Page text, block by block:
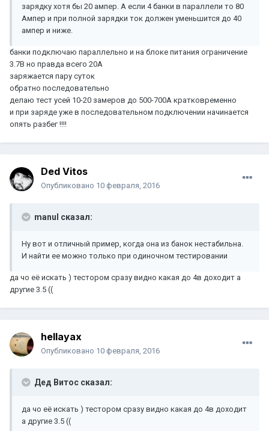
зарядку хотя бы 20 ампер. А если 4 банки в параллели то 80
Ампер и при полной зарядки ток должен уменьшится до 40
ампер и ниже.
банки подключаю параллельно и на блоке питания ограничение
3.7В но правда всего 20А
заряжается пару суток
обратно последовательно
делаю тест усей 10-20 замеров до 500-700А кратковременно
и при заряде уже в последовательном подключении начинается
опять разбег !!!!
Ded Vitos
Опубликовано 10 февраля, 2016
manul сказал:
Ну вот и отличный пример, когда она из банок нестабильна.
И найти ее можно только при одиночном тестировании
да чо её искать ) тестором сразу видно какая до 4в доходит а
другие 3.5 ((
hellayax
Опубликовано 10 февраля, 2016
Дед Витос сказал:
да чо её искать ) тестором сразу видно какая до 4в доходит
а другие 3.5 ((